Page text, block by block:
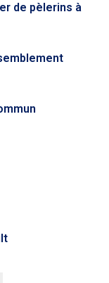
de pèlerins à